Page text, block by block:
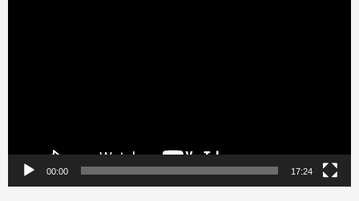
00:00 17:24